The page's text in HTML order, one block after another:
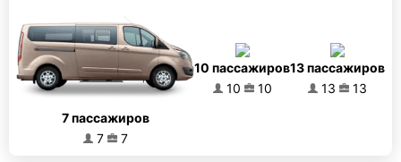
7 пассажиров
7
7
10 пассажиров
10
10
13 пассажиров
13
13